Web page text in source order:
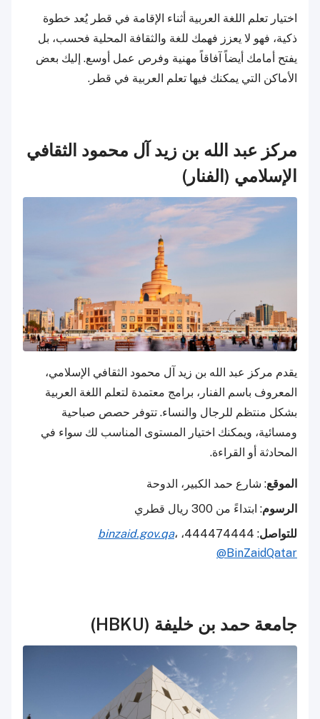
اختيار تعلم اللغة العربية أثناء الإقامة في قطر يُعد خطوة
ذكية، فهو لا يعزز فهمك للغة والثقافة المحلية فحسب، بل
يفتح أمامك أيضاً آفاقاً مهنية وفرص عمل أوسع. إليك بعض
الأماكن التي يمكنك فيها تعلم العربية في قطر.
مركز عبد الله بن زيد آل محمود الثقافي
الإسلامي (الفنار)
يقدم مركز عبد الله بن زيد آل محمود الثقافي الإسلامي،
المعروف باسم الفنار، برامج معتمدة لتعلم اللغة العربية
بشكل منتظم للرجال والنساء. تتوفر حصص صباحية
ومسائية، ويمكنك اختيار المستوى المناسب لك سواء في
المحادثة أو القراءة.
الموقع: شارع حمد الكبير، الدوحة
الرسوم: ابتداءً من 300 ريال قطري
للتواصل: 444474444، binzaid.gov.qa،
@BinZaidQatar
جامعة حمد بن خليفة (HBKU)